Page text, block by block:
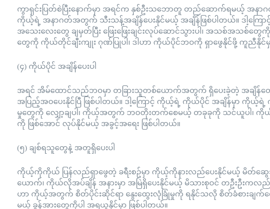
ကွာရှင်းပြတ်စဲပြီးနောက်မှာ အရင်က နှစ်ဦးသဘောတူ တည်ဆောက်ရမယ့်
ကိုယ့်ရဲ့ အနာဂတ်အတွက် သီးသန့်အချိန်ပေးနိုင်မယ့် အချိန်ဖြစ်ပါတယ်။ ဒါ့က
အသေးလေးတွေ ချမှတ်ပြီး ဖြေးဖြေးချင်းလုပ်ဆောင်သွားပါ၊ အသစ်အသစ်
တွေကို ကိုယ်တိုင်ချီးကျုး ဂုဏ်ပြုပါ၊ ဒါဟာ ကိုယ်ပိုင်ဘဝကို ရှာဖွေနိုင်ဖို့ ကူညီနိုင်မှ
(၄) ကိုယ်ပိုင် အချိန်ပေးပါ
အရင် အိမ်ထောင်သည်ဘဝမှာ တခြားသူတစ်ယောက်အတွက် ရှိပေးခဲ့တဲ့ အချိန်တွေ
အပြည့်အဝပေးနိုင်ပြီ ဖြစ်ပါတယ်။ ဒါ့ကြောင့် ကိုယ့်ရဲ့ ကိုယ်ပိုင် အချိန်မှာ ကိုယ့်ရဲ့ က
မှုတွေကို လျှော့ချပါ၊ ကိုယ့်အတွက် ဘဝတိုးတက်စေမယ့် တခုခုကို သင်ယူပါ၊ ကိုယ်
ကို ဖြစ်အောင် လုပ်နိုင်မယ့် အခွင့်အရေး ဖြစ်ပါတယ်။
(၅) ချစ်ရသူတွေနဲ့ အတူရှိပေးပါ
ကိုယ့်ကိုကိုယ် ပြန်လည်ရှာဖွေတဲ့ ခရီးစဥ်မှာ ကိုယ့်ကိုနားလည်ပေးနိုင်မယ့် မိတ်
ယောက်၊ ကိုယ်လိုအပ်ချိန် အနားမှာ အမြဲရှိပေးနိုင်မယ့် မိသားစုဝင် တဦးဦး
ဟာ ကိုယ့်အတွက် စိတ်ပိုင်းဆိုင်ရာ နွေးထွေးလုံခြုံမှုကို ရနိုင်သလို စိတ်ခံစားခ